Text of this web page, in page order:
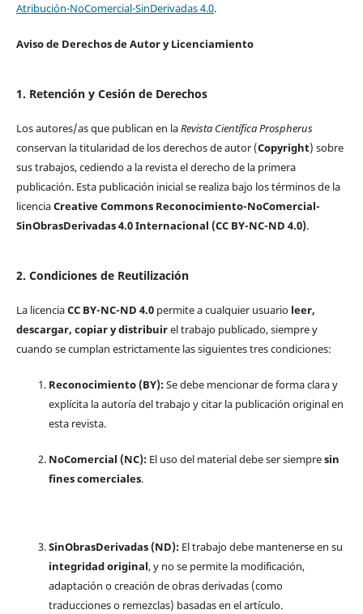
Atribución-NoComercial-SinDerivadas 4.0.
Aviso de Derechos de Autor y Licenciamiento
1. Retención y Cesión de Derechos
Los autores/as que publican en laRevista Científica Prospherus
conservan la titularidad de los derechos de autor (Copyright) sobre
sus trabajos, cediendo a la revista el derecho de la primera
publicación. Esta publicación inicial se realiza bajo los términos de la
licenciaCreative Commons Reconocimiento-NoComercial-
SinObrasDerivadas 4.0 Internacional (CC BY-NC-ND 4.0).
2. Condiciones de Reutilización
La licenciaCC BY-NC-ND 4.0permite a cualquier usuario leer,
descargar, copiar y distribuirel trabajo publicado, siempre y
cuando se cumplan estrictamente las siguientes tres condiciones:
Reconocimiento (BY):Se debe mencionar de forma clara y
explícita la autoría del trabajo y citar la publicación original en
esta revista.
NoComercial (NC):El uso del material debe ser siempresin
fines comerciales.
SinObrasDerivadas (ND):El trabajo debe mantenerse en su
integridad original, y no se permite la modificación,
adaptación o creación de obras derivadas (como
traducciones o remezclas) basadas en el artículo.